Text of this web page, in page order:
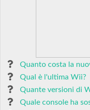
Quanto costa la
Qual è l'ultima Wii?
Quante versioni di
Quale console ha